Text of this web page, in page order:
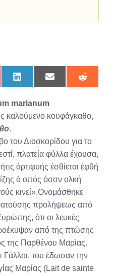
Share
on
Share
on
Share
on
marianum
καλούμενο κουφάγκαθο,
.
του Διοσκορίδου για το
πλατεία φύλλα έχουσα,
άρτιφυής έσθίεται έφθή
ό οπός όσσν ολκή
κινεί».Ονομάσθηκε
προλήψεως από
ότι οι λευκές
από της πτώσης
της Παρθένου Μαρίας.
Γάλλοι, του έδωσαν την
Μαρίας (Lait de sainte